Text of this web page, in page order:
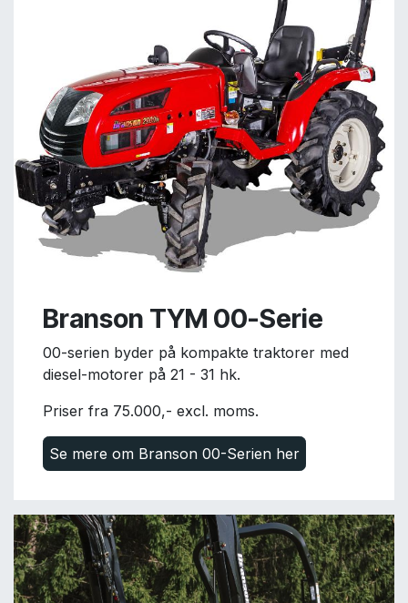
Branson TYM 00-Serie
00-serien byder på kompakte traktorer med
diesel-motorer på 21 - 31 hk.
Priser fra 75.000,- excl. moms.
Se mere om Branson 00-Serien her